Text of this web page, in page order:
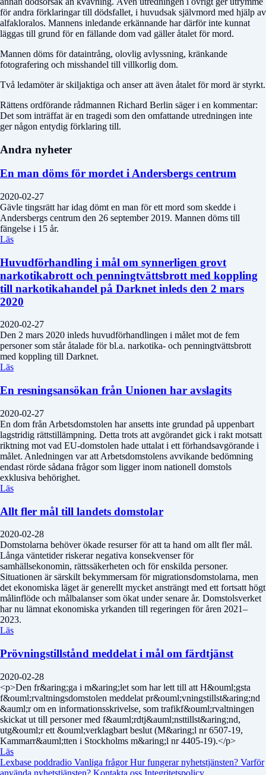
för andra förklaringar till dödsfallet, i huvudsak självmord med hjälp av
alfakloralos. Mannens inledande erkännande har därför inte kunnat
läggas till grund för en fällande dom vad gäller åtalet för mord.
Mannen döms för dataintrång, olovlig avlyssning, kränkande
fotografering och misshandel till villkorlig dom.
Två ledamöter är skiljaktiga och anser att även åtalet för mord är styrkt.
Rättens ordförande rådmannen Richard Berlin säger i en kommentar:
Det som inträffat är en tragedi som den omfattande utredningen inte
ger någon entydig förklaring till.
Andra nyheter
En man döms för mordet i Andersbergs centrum
2020-02-27
Gävle tingsrätt har idag dömt en man för ett mord som skedde i
Andersbergs centrum den 26 september 2019. Mannen döms till
fängelse i 15 år.
Läs
Huvudförhandling i mål om synnerligen grovt
narkotikabrott och penningtvättsbrott med koppling
till narkotikahandel på Darknet inleds den 2 mars
2020
2020-02-27
Den 2 mars 2020 inleds huvudförhandlingen i målet mot de fem
personer som står åtalade för bl.a. narkotika- och penningtvättsbrott
med koppling till Darknet.
Läs
En resningsansökan från Unionen har avslagits
2020-02-27
En dom från Arbetsdomstolen har ansetts inte grundad på uppenbart
lagstridig rättstillämpning. Detta trots att avgörandet gick i rakt motsatt
riktning mot vad EU-domstolen hade uttalat i ett förhandsavgörande i
målet. Anledningen var att Arbetsdomstolens avvikande bedömning
endast rörde sådana frågor som ligger inom nationell domstols
exklusiva behörighet.
Läs
Allt fler mål till landets domstolar
2020-02-28
Domstolarna behöver ökade resurser för att ta hand om allt fler mål.
Långa väntetider riskerar negativa konsekvenser för
samhällsekonomin, rättssäkerheten och för enskilda personer.
Situationen är särskilt bekymmersam för migrationsdomstolarna, men
det ekonomiska läget är generellt mycket ansträngt med ett fortsatt högt
målinflöde och målbalanser som ökat under senare år. Domstolsverket
har nu lämnat ekonomiska yrkanden till regeringen för åren 2021–
2023.
Läs
Prövningstillstånd meddelat i mål om färdtjänst
2020-02-28
<p>Den fr&aring;ga i m&aring;let som har lett till att H&ouml;gsta
f&ouml;rvaltningsdomstolen meddelat pr&ouml;vningstillst&aring;nd
&auml;r om en informationsskrivelse, som trafikf&ouml;rvaltningen
skickat ut till personer med f&auml;rdtj&auml;nsttillst&aring;nd,
utg&ouml;r ett &ouml;verklagbart beslut (M&aring;l nr 6507-19,
Kammarr&auml;tten i Stockholms m&aring;l nr 4405-19).</p>
Läs
Lexbase poddradio Vanliga frågorHur fungerar nyhetstjänsten? Varför
använda nyhetstjänsten? Kontakta oss Integritetspolicy